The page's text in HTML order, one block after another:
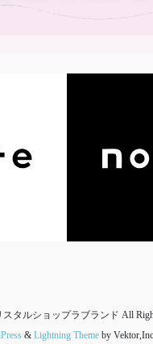
タルショップラブランド All
& Lightning Theme by